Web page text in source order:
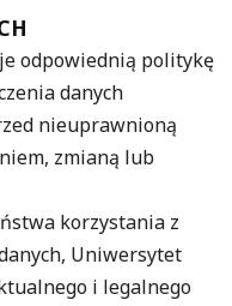
odpowiednią politykę
danych
nieuprawnioną
zmianą lub
korzystania z
Uniwersytet
i legalnego